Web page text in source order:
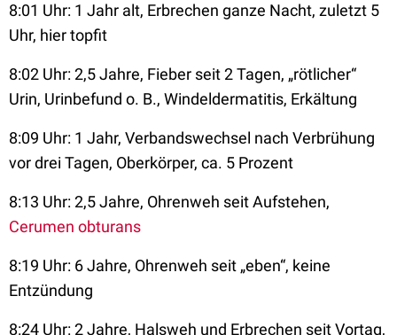
8:01 Uhr: 1 Jahr alt, Erbrechen ganze Nacht, zuletzt 5
Uhr, hier topfit
8:02 Uhr: 2,5 Jahre, Fieber seit 2 Tagen, „rötlicher“
Urin, Urinbefund o. B., Windeldermatitis, Erkältung
8:09 Uhr: 1 Jahr, Verbandswechsel nach Verbrühung
vor drei Tagen, Oberkörper, ca. 5 Prozent
8:13 Uhr: 2,5 Jahre, Ohrenweh seit Aufstehen,
Cerumen obturans
8:19 Uhr: 6 Jahre, Ohrenweh seit „eben“, keine
Entzündung
8:24 Uhr: 2 Jahre, Halsweh und Erbrechen seit Vortag,